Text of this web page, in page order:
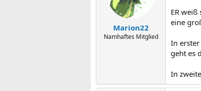
Marion22
Namhaftes Mitglied
ER
eine
In
geht es
In